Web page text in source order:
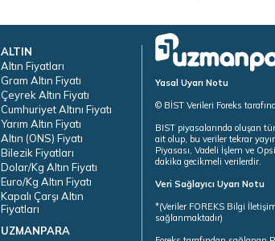
ALTIN
Altın Fiyatları
Gram Altın Fiyatı
Çeyrek Altın Fiyatı
Cumhuriyet Altını Fiyatı
Yarım Altın Fiyatı
Altın (ONS) Fiyatı
Bilezik Fiyatları
Dolar/Kg Altın Fiyatı
Euro/Kg Altın Fiyatı
Kapalı Çarşı Altın
Fiyatları
UZMANPARA
Yasal Uyarı Notu
© BİST Verileri Foreks
BIST piyasalarında oluşan
ait olup, bu veriler tekrar
Piyasası, Vadeli İşlem ve
dakika gecikmeli verilerdir.
Veri Sağlayıcı Uyarı Notu
*(Veriler FOREKS Bilgi
sağlanmaktadır)